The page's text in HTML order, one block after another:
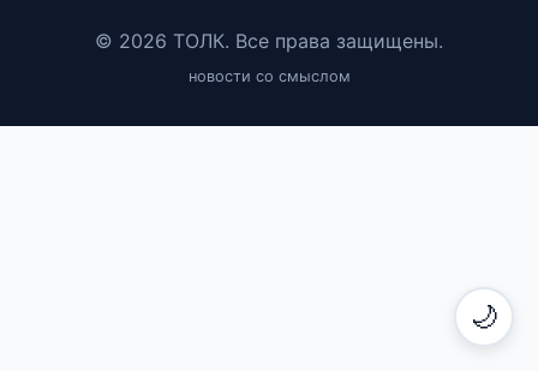
🌙
© 2026 ТОЛК. Все права защищены.
новости со смыслом